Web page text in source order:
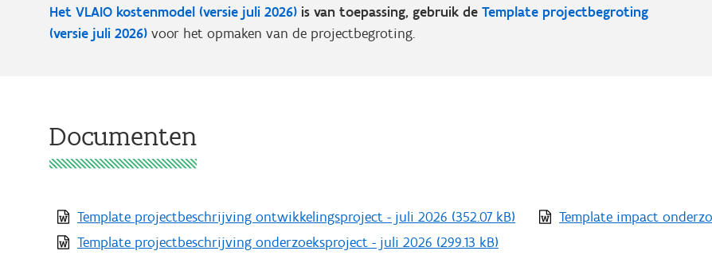
Het VLAIO kostenmodel (versie juli 2026) is van toepassing, gebruik de Template projectbegroting
(versie juli 2026) voor het opmaken van de projectbegroting.
Documenten
Template projectbeschrijving ontwikkelingsproject - juli 2026 (352.07 kB)
Template projectbeschrijving onderzoeksproject - juli 2026 (299.13 kB)
Template impact